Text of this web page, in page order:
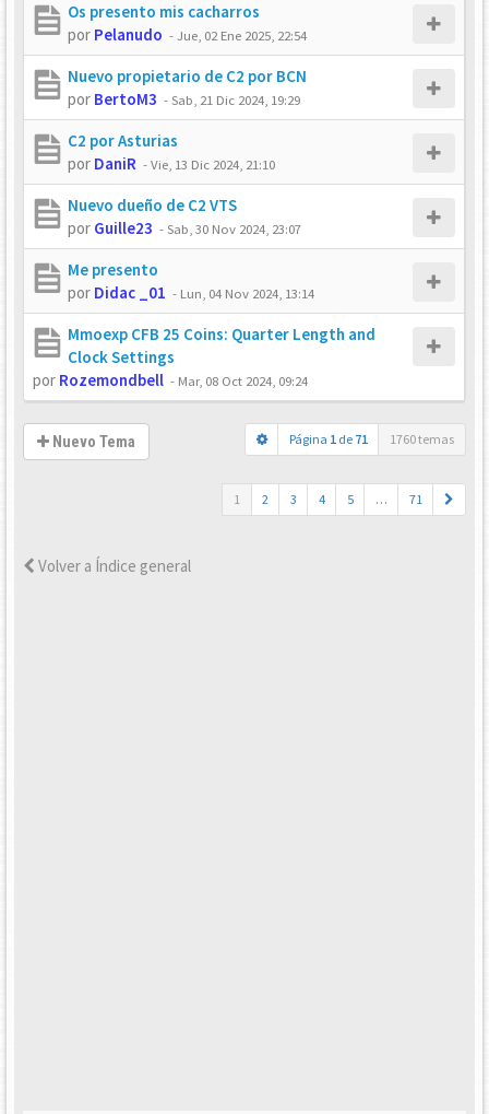
Os presento mis cacharros
por Pelanudo -Jue, 02 Ene 2025, 22:54
Nuevo propietario de C2 por BCN
por BertoM3 -Sab, 21 Dic 2024, 19:29
C2 por Asturias
por DaniR -Vie, 13 Dic 2024, 21:10
Nuevo dueño de C2 VTS
por Guille23 -Sab, 30 Nov 2024, 23:07
Me presento
por Didac _01 - Lun, 04 Nov 2024, 13:14
Mmoexp CFB 25 Coins: Quarter Length and
Clock Settings
por Rozemondbell - Mar, 08 Oct 2024, 09:24
Nuevo Tema Página 1 de 71 1760 temas
1 2 3 4 5 … 71
Volver a Índice general